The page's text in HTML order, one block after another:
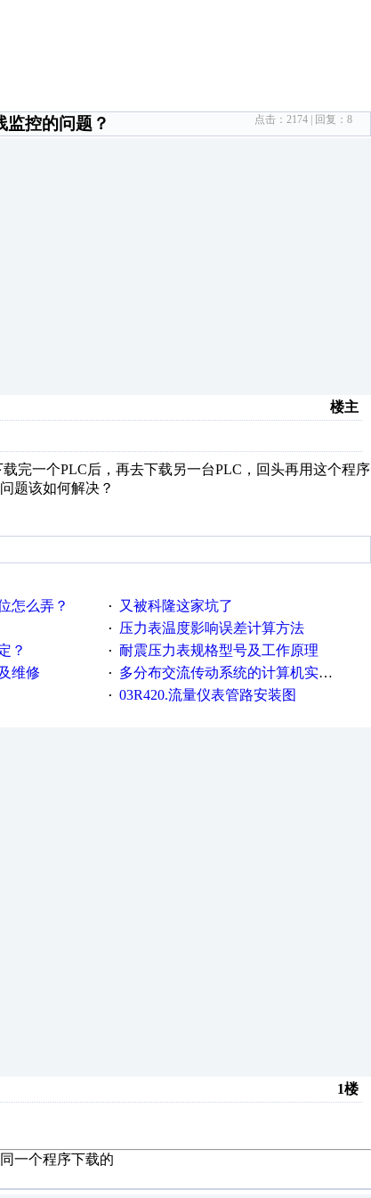
控的问题？ 点击： 2174 | 回复： 8
楼主
完一个PLC后，再去下载另一台PLC，回头再用这个程序
题该如何解决？
怎么弄？ · 又被科隆这家坑了
· 压力表温度影响误差计算方法
？ · 耐震压力表规格型号及工作原理
维修 · 多分布交流传动系统的计算机实时通讯技术
· 03R420.流量仪表管路安装图
1楼
一个程序下载的